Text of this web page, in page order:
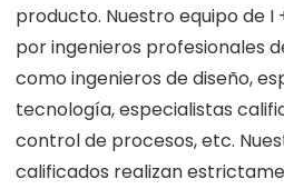
producto. Nuestro equipo de I
por ingenieros profesionales
como ingenieros de diseño,
tecnología, especialistas
control de procesos, etc.
calificados realizan